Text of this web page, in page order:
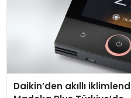
Daikin’den akıllı